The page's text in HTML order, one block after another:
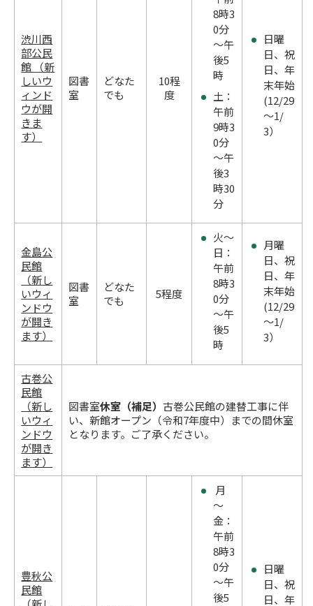
渋川西
部公民
館 （新
しいウ
ィンド
ウが開
きま
す）
図書
室
どなた
でも
10程
度
8時3
0分
～午
後5
時
土：
午前
9時3
0分
～午
後3
時30
分
日曜
日、祝
日、年
末年始
(12/29
～1/
3）
金島公
民館
（新し
いウィ
ンドウ
が開き
ます）
図書
室
どなた
でも
5程度
火～
日：
午前
8時3
0分
～午
後5
時
月曜
日、祝
日、年
末年始
(12/29
～1/
3）
古巻公
民館
（新し
いウィ
ンドウ
が開き
ます）
図書室休室（補足）古巻公民館の建替工事に伴
い、新館オープン（令和7年度中）までの間休室
となります。ご了承ください。
豊秋公
民館
月
～
金：
午前
8時3
0分
～午
後5
日曜
日、祝
日、年